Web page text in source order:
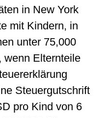
in New York
mit Kindern, in
unter 75,000
wenn Elternteile
Steuergutschrift
pro Kind von 6